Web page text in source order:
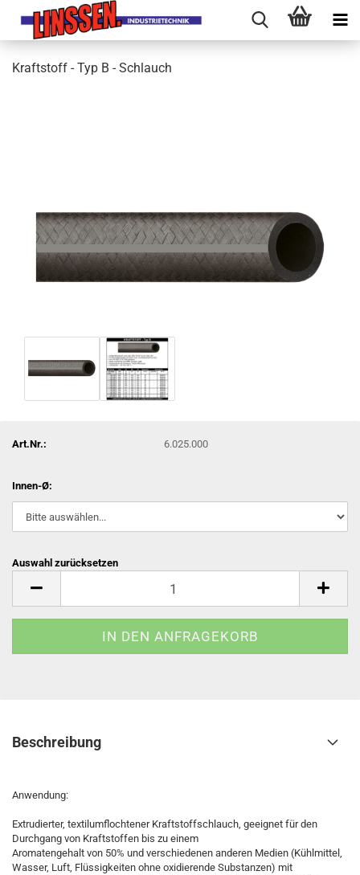
Kraftstoff - Typ B - Schlauch
Art.Nr.: 6.025.000
Innen-Ø:
Auswahl zurücksetzen
Beschreibung
Anwendung:
Extrudierter, textilumflochtener Kraftstoffschlauch, geeignet für den
Durchgang von Kraftstoffen bis zu einem
Aromatengehalt von 50% und verschiedenen anderen Medien (Kühlmittel,
Wasser, Luft, Flüssigkeiten ohne oxidierende Substanzen) mit